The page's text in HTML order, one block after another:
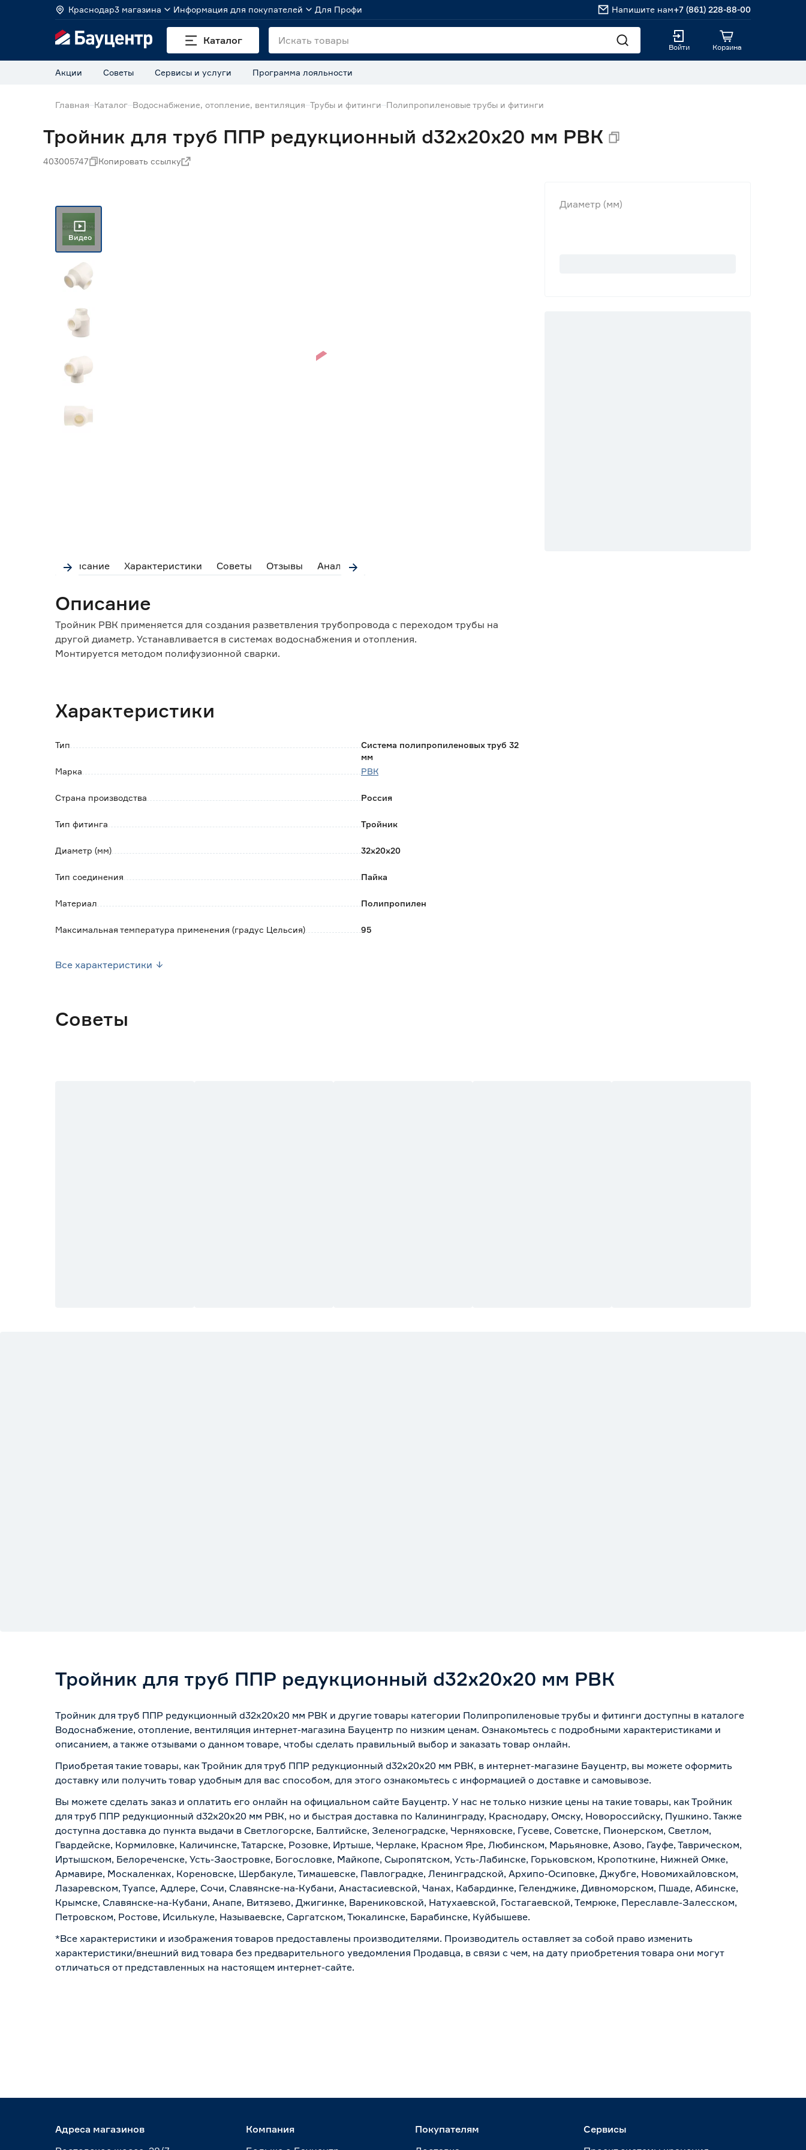
Краснодар3 магазина Информация для покупателей Для Профи Напишите нам+7 (861) 228-88-00
Каталог
Войти Корзина
Акции Советы Сервисы и услуги Программа лояльности
Главная Каталог Водоснабжение, отопление, вентиляция Трубы и фитинги Полипропиленовые трубы и фитинги
Тройник для труб ППР редукционный d32х20х20 мм РВК
403005747 Копировать ссылку
Видео
Описание Характеристики Советы Отзывы Аналоги
Описание
Тройник РВК применяется для создания разветвления трубопровода с переходом трубы на
другой диаметр. Устанавливается в системах водоснабжения и отопления.
Монтируется методом полифузионной сварки.
- высокая химическая сопротивляемость;
- быстрый и простой монтаж.
Характеристики
Тип
Система полипропиленовых труб 32
мм
Марка
РВК
Страна производства Россия
Тип фитинга Тройник
Диаметр (мм) 32х20х20
Тип соединения Пайка
Материал Полипропилен
Максимальная температура применения (градус Цельсия) 95
Все характеристики
Диаметр (мм)
Советы
Тройник для труб ППР редукционный d32х20х20 мм РВК
Тройник для труб ППР редукционный d32х20х20 мм РВК и другие товары категории Полипропиленовые трубы и фитинги доступны в каталоге
Водоснабжение, отопление, вентиляция интернет-магазина Бауцентр по низким ценам. Ознакомьтесь с подробными характеристиками и
описанием, а также отзывами о данном товаре, чтобы сделать правильный выбор и заказать товар онлайн.
Приобретая такие товары, как Тройник для труб ППР редукционный d32х20х20 мм РВК, в интернет-магазине Бауцентр, вы можете оформить
доставку или получить товар удобным для вас способом, для этого ознакомьтесь с информацией о доставке и самовывозе.
Вы можете сделать заказ и оплатить его онлайн на официальном сайте Бауцентр. У нас не только низкие цены на такие товары, как Тройник
для труб ППР редукционный d32х20х20 мм РВК, но и быстрая доставка по Калининграду, Краснодару, Омску, Новороссийску, Пушкино. Также
доступна доставка до пункта выдачи в Светлогорске, Балтийске, Зеленоградске, Черняховске, Гусеве, Советске, Пионерском, Светлом,
Гвардейске, Кормиловке, Каличинске, Татарске, Розовке, Иртыше, Черлаке, Красном Яре, Любинском, Марьяновке, Азово, Гауфе, Таврическом,
Иртышском, Белореченске, Усть-Заостровке, Богословке, Майкопе, Сыропятском, Усть-Лабинске, Горьковском, Кропоткине, Нижней Омке,
Армавире, Москаленках, Кореновске, Шербакуле, Тимашевске, Павлоградке, Ленинградской, Архипо-Осиповке, Джубге, Новомихайловском,
Лазаревском, Туапсе, Адлере, Сочи, Славянске-на-Кубани, Анастасиевской, Чанах, Кабардинке, Геленджике, Дивноморском, Пшаде, Абинске,
Крымске, Славянске-на-Кубани, Анапе, Витязево, Джигинке, Варениковской, Натухаевской, Гостагаевской, Темрюке, Переславле-Залесском,
Петровском, Ростове, Исилькуле, Называевске, Саргатском, Тюкалинске, Барабинске, Куйбышеве.
*Все характеристики и изображения товаров предоставлены производителями. Производитель оставляет за собой право изменить
характеристики/внешний вид товара без предварительного уведомления Продавца, в связи с чем, на дату приобретения товара они могут
отличаться от представленных на настоящем интернет-сайте.
Адреса магазинов
Компания
Покупателям
Сервисы